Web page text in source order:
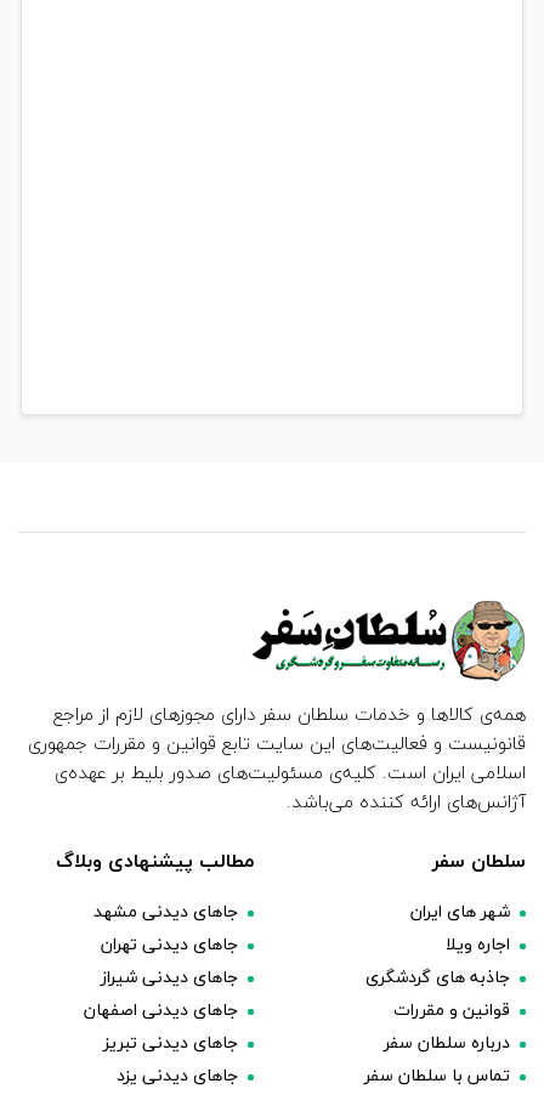
همه‌ی کالاها و خدمات سلطان سفر دارای مجوزهای لازم از مراجع
قانونیست و فعالیت‌های این سایت تابع قوانین و مقررات جمهوری
اسلامی ایران است. کلیه‌ی مسئولیت‌های صدور بلیط بر عهده‌ی
آژانس‌های ارائه کننده می‌باشد.
سلطان سفر
شهر های ایران
اجاره ویلا
جاذبه های گردشگری
قوانین و مقررات
درباره سلطان سفر
تماس با سلطان سفر
مطالب پیشنهادی وبلاگ
جاهای دیدنی مشهد
جاهای دیدنی تهران
جاهای دیدنی شیراز
جاهای دیدنی اصفهان
جاهای دیدنی تبریز
جاهای دیدنی یزد